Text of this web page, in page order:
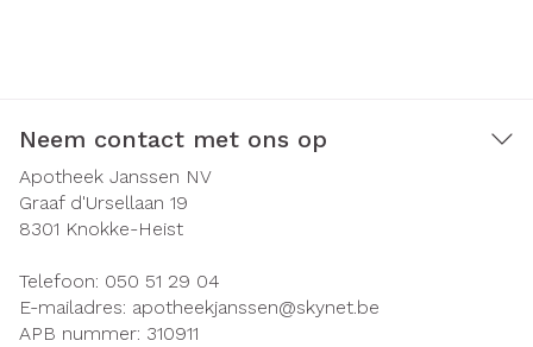
Neem contact met ons op
Apotheek Janssen NV
Graaf d'Ursellaan 19
8301 Knokke-Heist
Telefoon: 050 51 29 04
E-mailadres: apotheekjanssen@skynet.be
APB nummer: 310911